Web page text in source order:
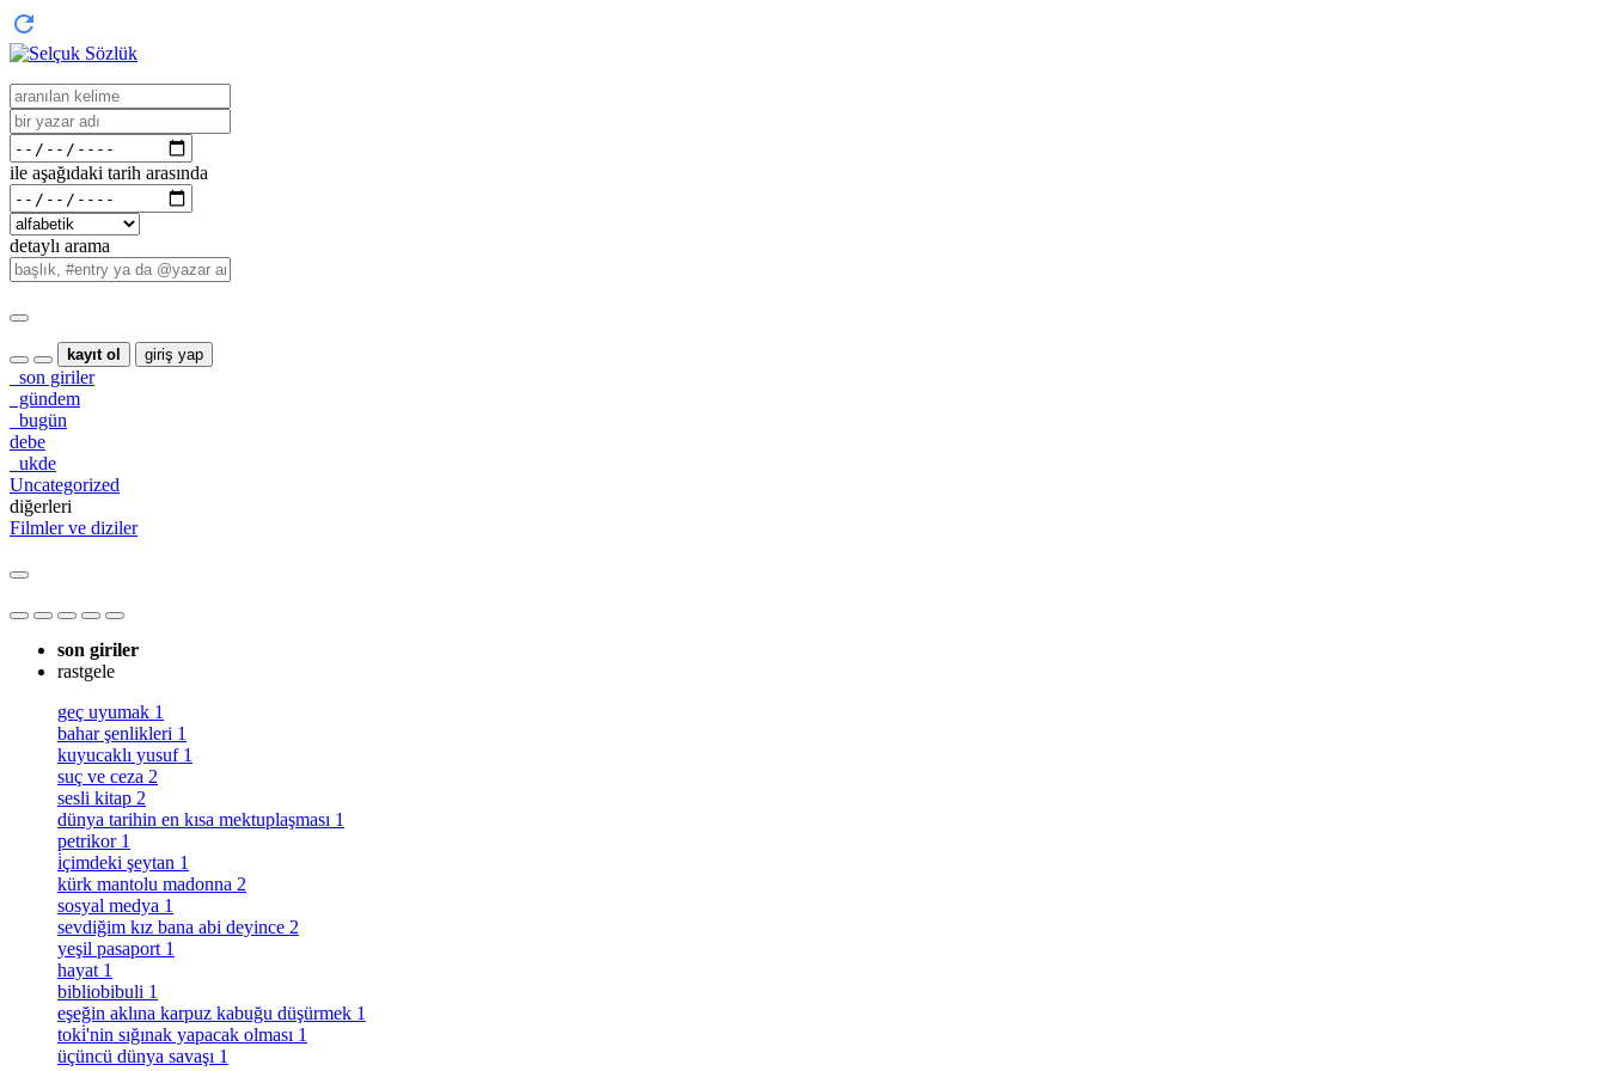
ile aşağıdaki tarih arasında
detaylı arama
kayıt ol giriş yap
son giriler
gündem
bugün
debe
ukde
Uncategorized
diğerleri
Filmler ve diziler
son giriler
rastgele
geç uyumak 1
bahar şenlikleri 1
kuyucaklı yusuf 1
suç ve ceza 2
sesli kitap 2
dünya tarihin en kısa mektuplaşması 1
petrikor 1
i̇çimdeki şeytan 1
kürk mantolu madonna 2
sosyal medya 1
sevdiğim kız bana abi deyince 2
yeşil pasaport 1
hayat 1
bibliobibuli 1
eşeğin aklına karpuz kabuğu düşürmek 1
toki̇'nin sığınak yapacak olması 1
üçüncü dünya savaşı 1